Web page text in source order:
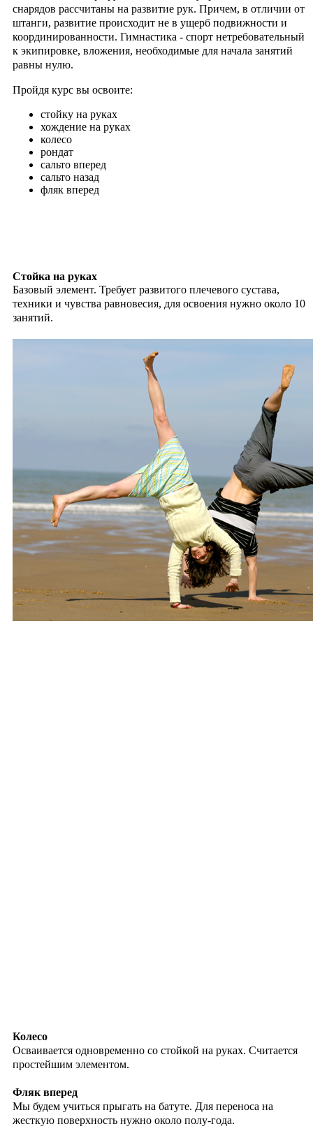
снарядов рассчитаны на развитие рук. Причем, в отличии от
штанги, развитие происходит не в ущерб подвижности и
координированности. Гимнастика - спорт нетребовательный
к экипировке, вложения, необходимые для начала занятий
равны нулю.
Пройдя курс вы освоите:
стойку на руках
хождение на руках
колесо
рондат
сальто вперед
сальто назад
фляк вперед
Стойка на руках
Базовый элемент. Требует развитого плечевого сустава,
техники и чувства равновесия, для освоения нужно около 10
занятий.
Колесо
Осваивается одновременно со стойкой на руках. Считается
простейшим элементом.
Фляк вперед
Мы будем учиться прыгать на батуте. Для переноса на
жесткую поверхность нужно около полу-года.